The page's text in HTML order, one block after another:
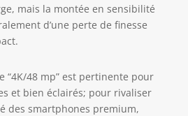
mais la montée en sensibilité
d’une perte de finesse
“4K/48 mp” est pertinente pour
et bien éclairés; pour rivaliser
des smartphones premium,